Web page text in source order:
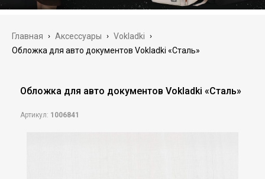
Главная › Аксессуары › Vokladki ›
Обложка для авто документов Vokladki «Сталь»
Обложка для авто документов Vokladki «Сталь»
Артикул: 1006841